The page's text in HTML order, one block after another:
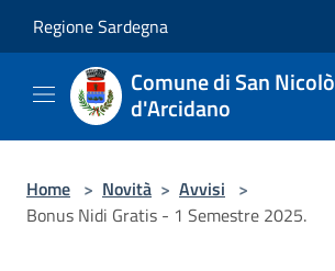
Regione Sardegna
Comune di San Nicolò
d'Arcidano
Home > Novità > Avvisi >
Bonus Nidi Gratis - 1 Semestre 2025.